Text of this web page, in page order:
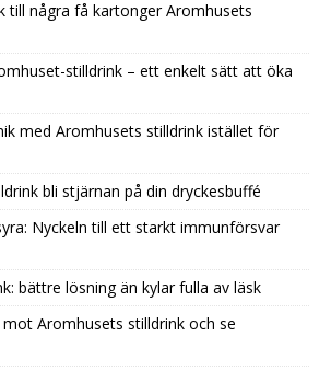
till några få kartonger Aromhusets
stilldrink – ett enkelt sätt att öka
med Aromhusets stilldrink istället för
bli stjärnan på din dryckesbuffé
Nyckeln till ett starkt immunförsvar
bättre lösning än kylar fulla av läsk
Aromhusets stilldrink och se